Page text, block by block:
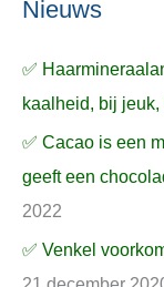
Nieuws
✅
kaalheid, bij jeuk,
✅ Cacao is een
geeft een
2022
✅ Venkel